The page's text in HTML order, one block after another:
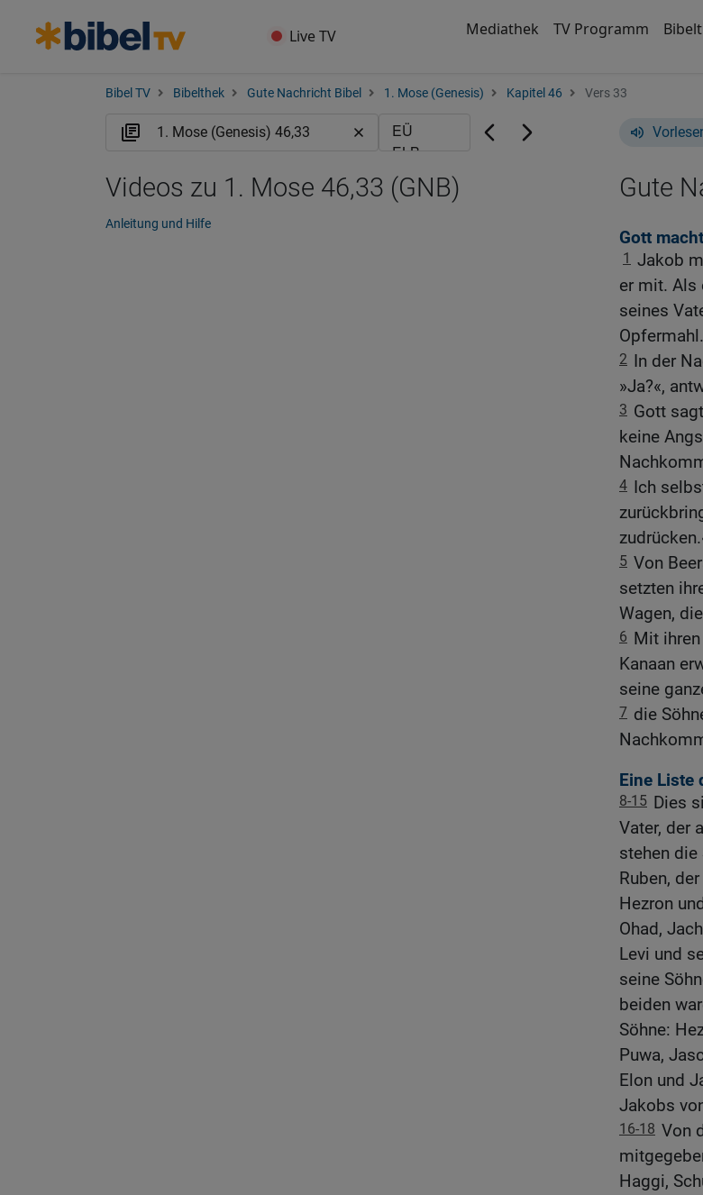
Live TV Mediathek TV Programm
Bibel TV Bibelthek Gute Nachricht Bibel 1. Mose (Genesis) Kapitel 46 Vers 33
Gute
Gott
1 Jakob
er mit. Als
seines
Opfermahl.
2 In der
»Ja?«,
3 Gott
keine
4 Ich
5 Von
setzten
Wagen,
6 Mit
Kanaan
seine
7 die
Eine Liste
8-15 Dies
Vater, der
stehen
Ruben,
Hezron
Ohad,
Levi und
seine
beiden
Söhne:
Puwa,
Elon und
Jakobs
16-18 Von
Haggi,
Videos zu 1. Mose 46,33 (GNB)
Anleitung und Hilfe